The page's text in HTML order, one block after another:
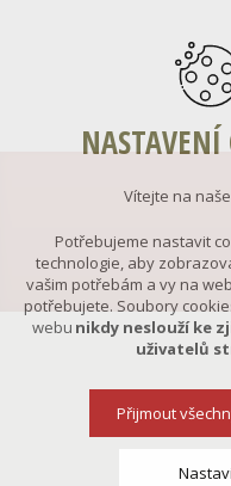
NASTAVENÍ
Vítejte na
Potřebujeme nastavit
technologie, aby
vašim potřebám a vy na
potřebujete. Soubory
webu nikdy neslouží ke
uživatelů
Přijmout